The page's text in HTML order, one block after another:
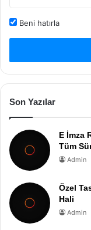
Beni hatırla
Son Yazılar
E İmza
Tüm
Admin
Özel
Hali
Admin